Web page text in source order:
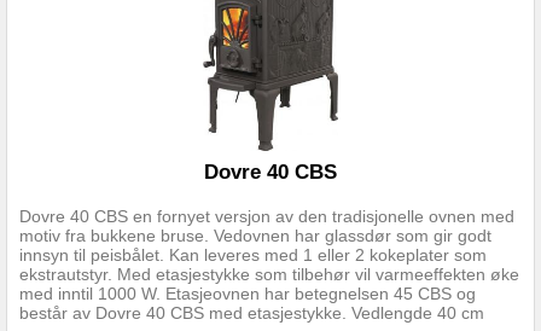
Dovre 40 CBS en fornyet versjon av den tradisjonelle ovnen med
motiv fra bukkene bruse. Vedovnen har glassdør som gir godt
innsyn til peisbålet. Kan leveres med 1 eller 2 kokeplater som
ekstrautstyr. Med etasjestykke som tilbehør vil varmeeffekten øke
med inntil 1000 W. Etasjeovnen har betegnelsen 45 CBS og
består av Dovre 40 CBS med etasjestykke. Vedlengde 40 cm
Dovre 40 CBS